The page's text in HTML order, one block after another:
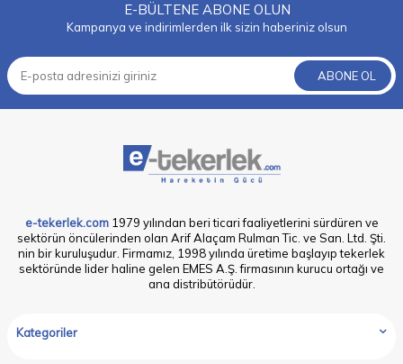
E-BÜLTENE ABONE OLUN
Kampanya ve indirimlerden ilk sizin haberiniz olsun
ABONE OL
e-tekerlek.com1979 yılından beri ticari faaliyetlerini sürdüren ve
sektörün öncülerinden olan Arif Alaçam Rulman Tic. ve San. Ltd. Şti.
nin bir kuruluşudur. Firmamız, 1998 yılında üretime başlayıp tekerlek
sektöründe lider haline gelen EMES A.Ş. firmasının kurucu ortağı ve
ana distribütörüdür.
Kategoriler